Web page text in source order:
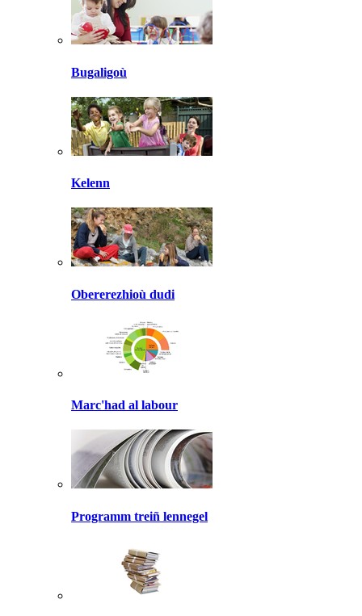
Bugaligoù
Kelenn
Obererezhioù dudi
Marc'had al labour
Programm treiñ lennegel